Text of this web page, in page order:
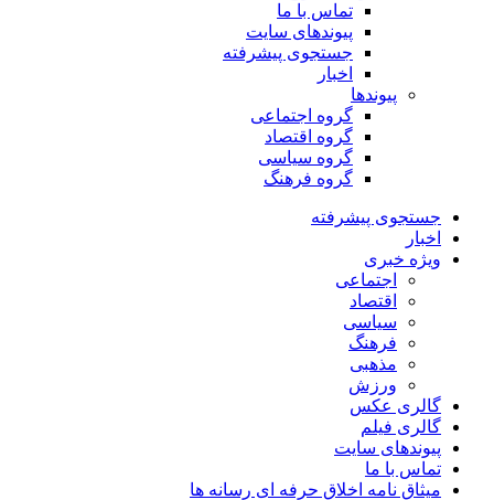
تماس با ما
پیوندهای سایت
جستجوی پیشرفته
اخبار
پیوندها
گروه اجتماعی
گروه اقتصاد
گروه سیاسی
گروه فرهنگ
جستجوی پیشرفته
اخبار
ویژه خبری
اجتماعی
اقتصاد
سیاسی
فرهنگ
مذهبی
ورزش
گالری عکس
گالری فیلم
پیوندهای سایت
تماس با ما
میثاق نامه اخلاق حرفه ای رسانه ها